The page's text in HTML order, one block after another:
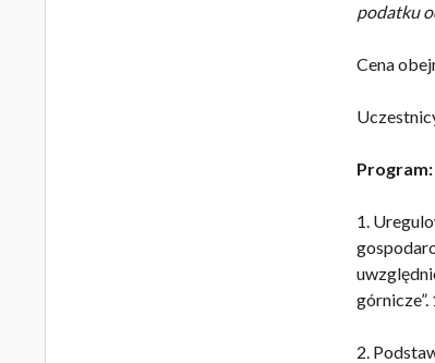
podatku
Cena
Program:
1.
górnicze”.
2.